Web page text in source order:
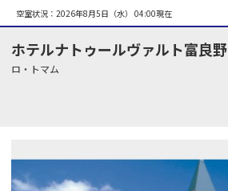
空室状況： 2026年8月5日（水） 04:00現在
ホテルナトゥールヴァルト富良野
ロ・トマム